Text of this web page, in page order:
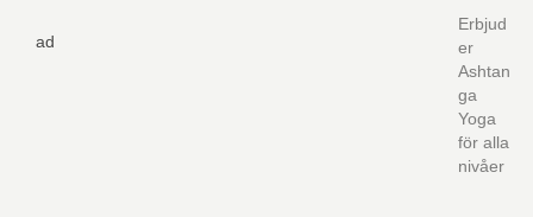
ad
Erbjud
er
Ashtan
ga
Yoga
för alla
nivåer